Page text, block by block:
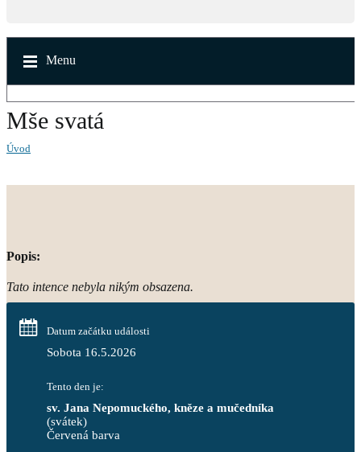
Menu
Mše svatá
Úvod
Popis:
Tato intence nebyla nikým obsazena.
Datum začátku události
Sobota 16.5.2026
Tento den je:
sv. Jana Nepomuckého, kněze a mučedníka
(svátek)
Červená barva